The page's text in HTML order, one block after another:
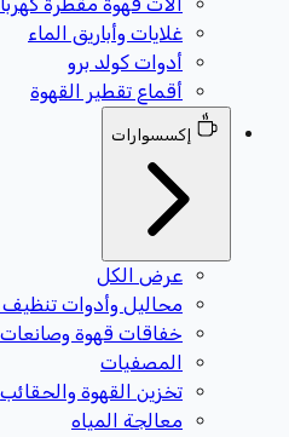
غلايات وأباريق الماء
أدوات كولد برو
أقماع تقطير القهوة
إكسسوارات
عرض الكل
محاليل وأدوات تنظيف
خفاقات قهوة
المصفيات
تخزين القهوة والحقائب
معالجة المياه